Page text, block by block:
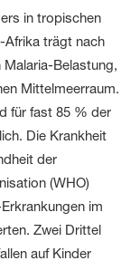
in tropischen
Afrika trägt nach
Belastung,
Mittelmeerraum.
für fast 85 % der
Die Krankheit
der
(WHO)
im
Zwei Drittel
auf Kinder